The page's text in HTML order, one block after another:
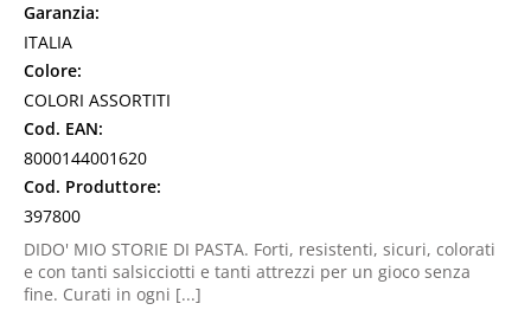
Garanzia:
ITALIA
Colore:
COLORI ASSORTITI
Cod. EAN:
8000144001620
Cod. Produttore:
397800
DIDO' MIO STORIE DI PASTA. Forti, resistenti, sicuri, colorati
e con tanti salsicciotti e tanti attrezzi per un gioco senza
fine. Curati in ogni [...]